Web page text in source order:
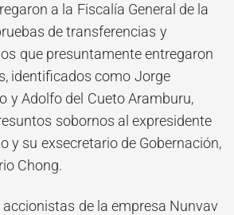
a la Fiscalía General de la
de transferencias y
que presuntamente entregaron
identificados como Jorge
y Adolfo del Cueto Aramburu,
sobornos al expresidente
y su exsecretario de Gobernación,
Chong.
de la empresa Nunvav